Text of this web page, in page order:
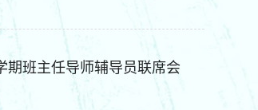
班主任导师辅导员联席会